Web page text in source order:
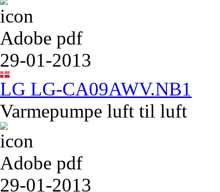
Adobe pdf
29-01-2013
LG LG-CA09AWV.NB1
Varmepumpe luft til luft
Adobe pdf
29-01-2013